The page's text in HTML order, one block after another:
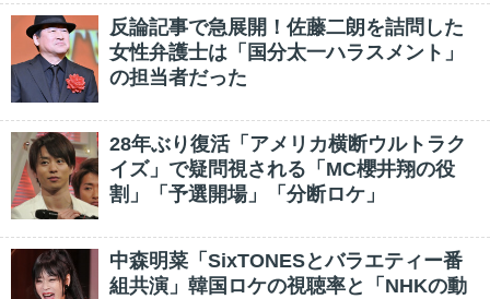
反論記事で急展開！佐藤二朗を詰問した
女性弁護士は「国分太一ハラスメント」
の担当者だった
28年ぶり復活「アメリカ横断ウルトラク
イズ」で疑問視される「MC櫻井翔の役
割」「予選開場」「分断ロケ」
中森明菜「SixTONESとバラエティー番
組共演」韓国ロケの視聴率と「NHKの動